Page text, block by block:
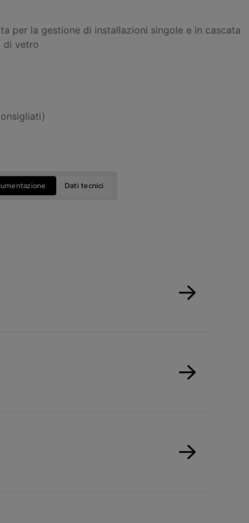
per la gestione di installazioni singole e in cascata
di vetro
Dati tecnici